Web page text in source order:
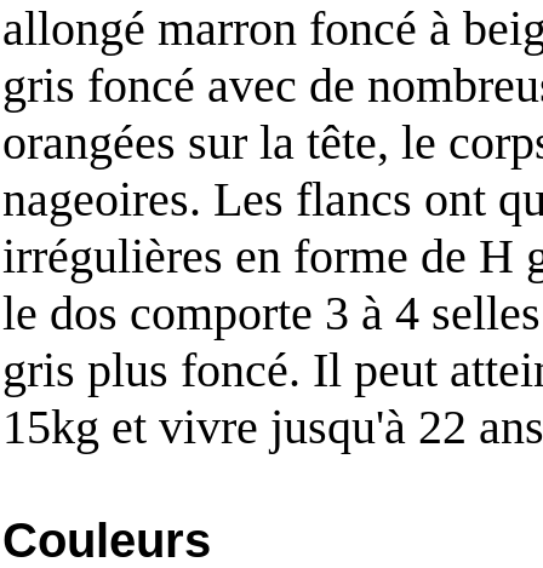
allongé marron foncé à
gris foncé avec de
orangées sur la tête, le
nageoires. Les flancs ont
irrégulières en forme de H
le dos comporte 3 à 4
gris plus foncé. Il peut
15kg et vivre jusqu'à 22
Couleurs